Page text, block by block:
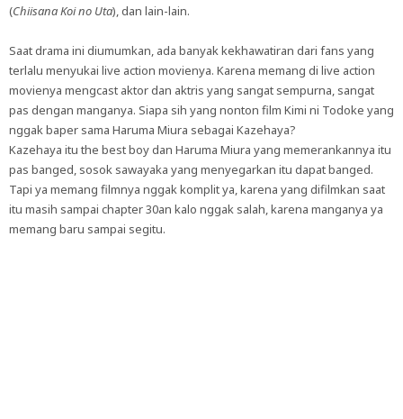
(Chiisana Koi no Uta), dan lain-lain.
Saat drama ini diumumkan, ada banyak kekhawatiran dari fans yang
terlalu menyukai live action movienya. Karena memang di live action
movienya mengcast aktor dan aktris yang sangat sempurna, sangat
pas dengan manganya. Siapa sih yang nonton film Kimi ni Todoke yang
nggak baper sama Haruma Miura sebagai Kazehaya?
Kazehaya itu the best boy dan Haruma Miura yang memerankannya itu
pas banged, sosok sawayaka yang menyegarkan itu dapat banged.
Tapi ya memang filmnya nggak komplit ya, karena yang difilmkan saat
itu masih sampai chapter 30an kalo nggak salah, karena manganya ya
memang baru sampai segitu.